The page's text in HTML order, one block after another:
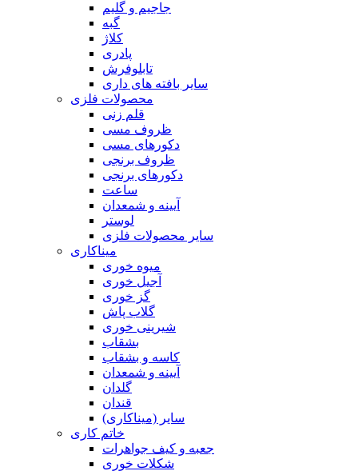
جاجیم و گلیم
گبه
کلاژ
پادری
تابلوفرش
سایر بافته های داری
محصولات فلزی
قلم زنی
ظروف مسی
دکورهای مسی
ظروف برنجی
دکورهای برنجی
ساعت
آیینه و شمعدان
لوستر
سایر محصولات فلزی
میناکاری
میوه خوری
آجیل خوری
گز خوری
گلاب پاش
شیرینی خوری
بشقاب
کاسه و بشقاب
آیینه و شمعدان
گلدان
قندان
سایر (میناکاری)
خاتم کاری
جعبه و کیف جواهرات
شکلات خوری